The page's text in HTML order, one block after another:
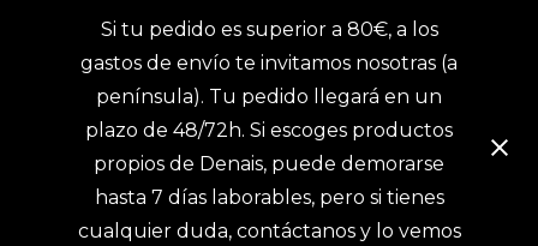
Si tu pedido es superior a 80€, a los
gastos de envío te invitamos nosotras (a
península). Tu pedido llegará en un
plazo de 48/72h. Si escoges productos
propios de Denais, puede demorarse
hasta 7 días laborables, pero si tienes
cualquier duda, contáctanos y lo vemos